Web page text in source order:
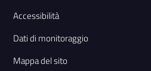
Accessibilità
Dati di monitoraggio
Mappa del sito